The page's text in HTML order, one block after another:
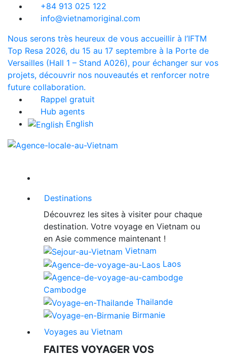
+84 913 025 122
info@vietnamoriginal.com
Nous serons très heureux de vous accueillir à l’IFTM
Top Resa 2026, du 15 au 17 septembre à la Porte de
Versailles (Hall 1 – Stand A026), pour échanger sur vos
projets, découvrir nos nouveautés et renforcer notre
future collaboration.
Rappel gratuit
Hub agents
English
Destinations
Découvrez les sites à visiter pour chaque
destination. Votre voyage en Vietnam ou
en Asie commence maintenant !
Vietnam
Laos
Cambodge
Thailande
Birmanie
Voyages au Vietnam
FAITES VOYAGER VOS